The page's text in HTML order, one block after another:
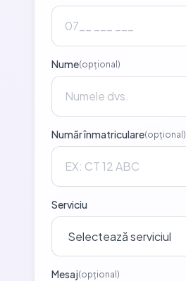
Nume(opțional)
Număr înmatriculare(opțional)
Serviciu
Mesaj(opțional)